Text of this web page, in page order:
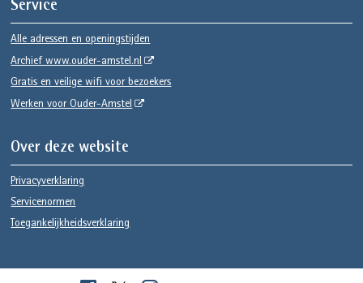
Service
Alle adressen en openingstijden
Archief www.ouder-amstel.nl
Gratis en veilige wifi voor bezoekers
Werken voor Ouder-Amstel
Over deze website
Privacyverklaring
Servicenormen
Toegankelijkheidsverklaring